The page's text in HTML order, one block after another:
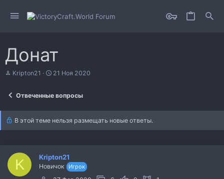
Донат
А
е
м
Kripton21
Д
а
ч
а
21 Ноя 2020
Отвеченные вопросы
В этой теме нельзя размещать новые ответы.
K Kripton21
Новичок Игрок